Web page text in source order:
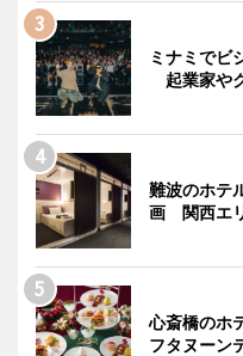
ミナミでビ
起業家や
難波のホテ
画 関西エ
心斎橋のホ
フタヌーン